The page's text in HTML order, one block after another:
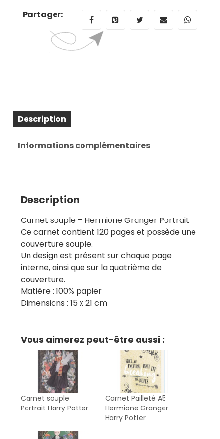
Partager:
Description
Informations complémentaires
Description
Carnet souple – Hermione Granger Portrait
Ce carnet contient 120 pages et possède une
couverture souple.
Un design est présent sur chaque page
interne, ainsi que sur la quatrième de
couverture.
Matière : 100% papier
Dimensions : 15 x 21 cm
Vous aimerez peut-être aussi :
Carnet souple
Portrait Harry Potter
Carnet Pailleté A5
Hermione Granger
Harry Potter